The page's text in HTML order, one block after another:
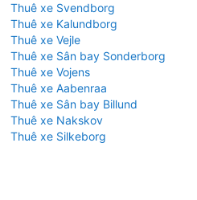
Thuê xe Svendborg
Thuê xe Kalundborg
Thuê xe Vejle
Thuê xe Sân bay Sonderborg
Thuê xe Vojens
Thuê xe Aabenraa
Thuê xe Sân bay Billund
Thuê xe Nakskov
Thuê xe Silkeborg